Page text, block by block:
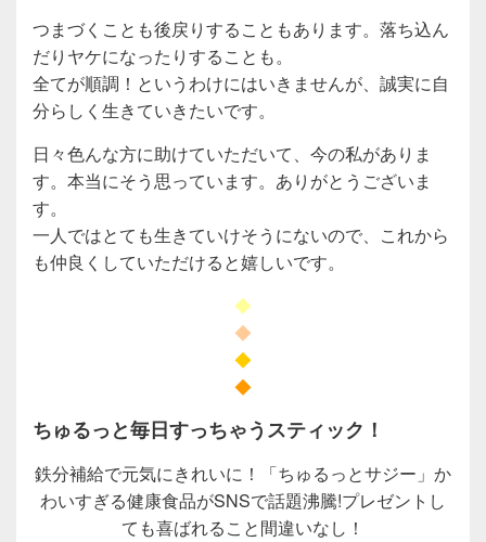
つまづくことも後戻りすることもあります。落ち込ん
だりヤケになったりすることも。
全てが順調！というわけにはいきませんが、誠実に自
分らしく生きていきたいです。
日々色んな方に助けていただいて、今の私がありま
す。本当にそう思っています。ありがとうございま
す。
一人ではとても生きていけそうにないので、これから
も仲良くしていただけると嬉しいです。
◆
◆
◆
◆
ちゅるっと毎日すっちゃうスティック！
鉄分補給で元気にきれいに！「ちゅるっとサジー」か
わいすぎる健康食品がSNSで話題沸騰!プレゼントし
ても喜ばれること間違いなし！